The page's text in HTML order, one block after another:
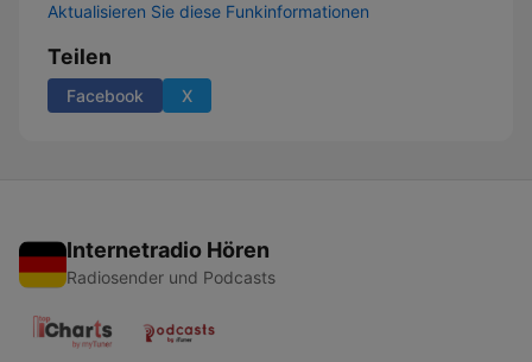
Aktualisieren Sie diese Funkinformationen
Teilen
Facebook X
Internetradio Hören
Radiosender und Podcasts